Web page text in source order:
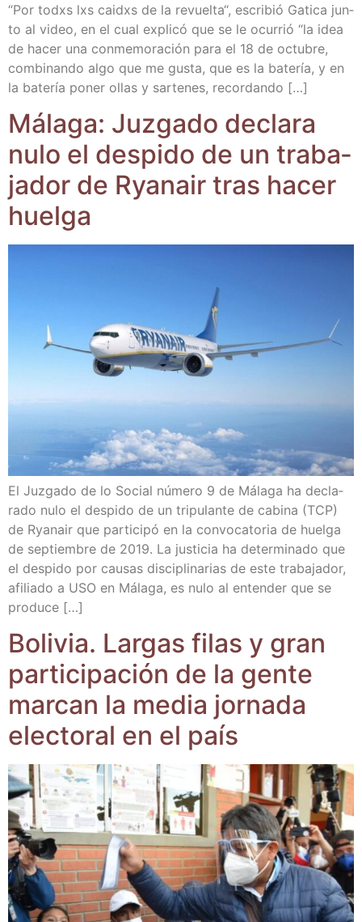
“Por todxs lxs caidxs de la revuel­ta“, escri­bió Gati­ca jun­
to al video, en el cual expli­có que se le ocu­rrió “la idea
de hacer una con­me­mo­ra­ción para el 18 de octu­bre,
com­bi­nan­do algo que me gus­ta, que es la bate­ría, y en
la bate­ría poner ollas y sar­te­nes, recordando […]
Mála­ga: Juz­ga­do decla­ra
nulo el des­pi­do de un tra­ba­
ja­dor de Rya­nair tras hacer
huelga
El Juz­ga­do de lo Social núme­ro 9 de Mála­ga ha decla­
ra­do nulo el des­pi­do de un tri­pu­lan­te de cabi­na (TCP)
de Rya­nair que par­ti­ci­pó en la con­vo­ca­to­ria de huel­ga
de sep­tiem­bre de 2019. La jus­ti­cia ha deter­mi­na­do que
el des­pi­do por cau­sas dis­ci­pli­na­rias de este tra­ba­ja­dor,
afi­lia­do a USO en Mála­ga, es nulo al enten­der que se
produce […]
Boli­via. Lar­gas filas y gran
par­ti­ci­pa­ción de la gen­te
mar­can la media jor­na­da
elec­to­ral en el país